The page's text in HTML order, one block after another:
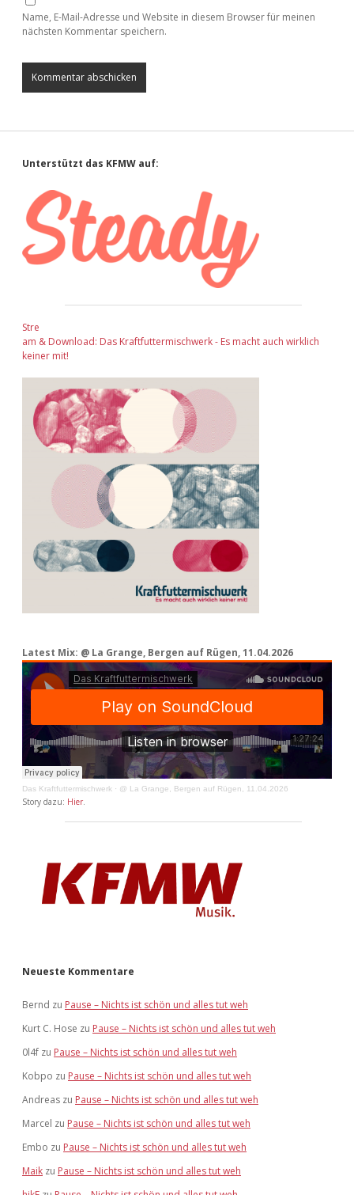
Name, E-Mail-Adresse und Website in diesem Browser für meinen
nächsten Kommentar speichern.
Sidebar
Unterstützt das KFMW auf:
Stre
am & Download: Das Kraftfuttermischwerk - Es macht auch wirklich
keiner mit!
Latest Mix: @ La Grange, Bergen auf Rügen, 11.04.2026
Das Kraftfuttermischwerk · @ La Grange, Bergen auf Rügen, 11.04.2026
Story dazu: Hier
Neueste Kommentare
Bernd zu Pause – Nichts ist schön und alles tut weh
Kurt C. Hose zu Pause – Nichts ist schön und alles tut weh
0l4f zu Pause – Nichts ist schön und alles tut weh
Kobpo zu Pause – Nichts ist schön und alles tut weh
Andreas zu Pause – Nichts ist schön und alles tut weh
Marcel zu Pause – Nichts ist schön und alles tut weh
Embo zu Pause – Nichts ist schön und alles tut weh
Maik zu Pause – Nichts ist schön und alles tut weh